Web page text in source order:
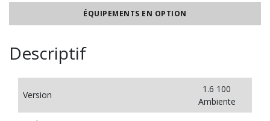
ÉQUIPEMENTS EN OPTION
Descriptif
Version
1.6 100
Ambiente